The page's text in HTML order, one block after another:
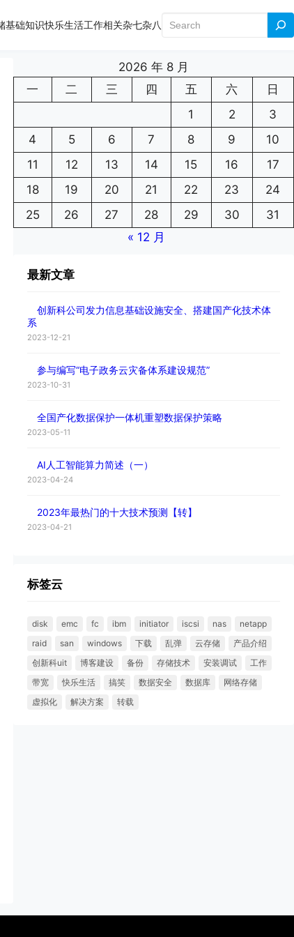
基础知识快乐生活工作相关杂七杂八
搜
2026 年 8 月
一
二 三 四 五 六
日
1
2
3
4
5 6 7 8 9
10
11
12 13 14 15 16
17
18
19 20 21 22 23
24
25
26 27 28 29 30
31
« 12 月
最新文章
创新科公司发力信息基础设施安全、搭建国产化技术体
系
2023-12-21
参与编写“电子政务云灾备体系建设规范”
2023-10-31
全国产化数据保护一体机重塑数据保护策略
2023-05-11
AI人工智能算力简述（一）
2023-04-24
2023年最热门的十大技术预测【转】
2023-04-21
标签云
disk emc fc ibm initiator iscsi nas
netapp
raid
san windows 下载 乱弹 云存储
产品介绍
创新科uit
博客建设 备份 存储技术 安装调试
工作
带宽
快乐生活 搞笑 数据安全 数据库
网络存储
虚拟化
解决方案 转载